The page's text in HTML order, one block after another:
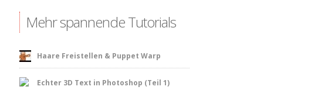
Mehr spannende Tutorials
Haare Freistellen & Puppet Warp
Echter 3D Text in Photoshop (Teil 1)